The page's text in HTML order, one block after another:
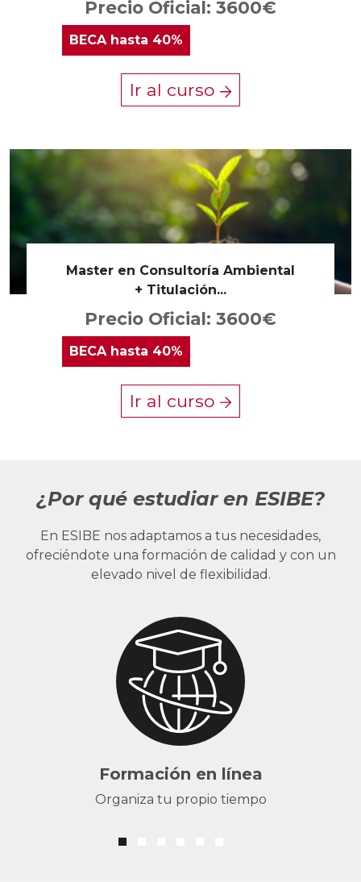
Precio Oficial: 3600€
BECAhasta 40%
Ir al curso
Master en Consultoría Ambiental
+ Titulación...
Precio Oficial: 3600€
BECA hasta 40%
Ir al curso
¿Por qué estudiar en ESIBE?
En ESIBE nos adaptamos a tus necesidades,
ofreciéndote una formación de calidad y con un
elevado nivel de flexibilidad.
Formación en línea
Organiza tu propio tiempo